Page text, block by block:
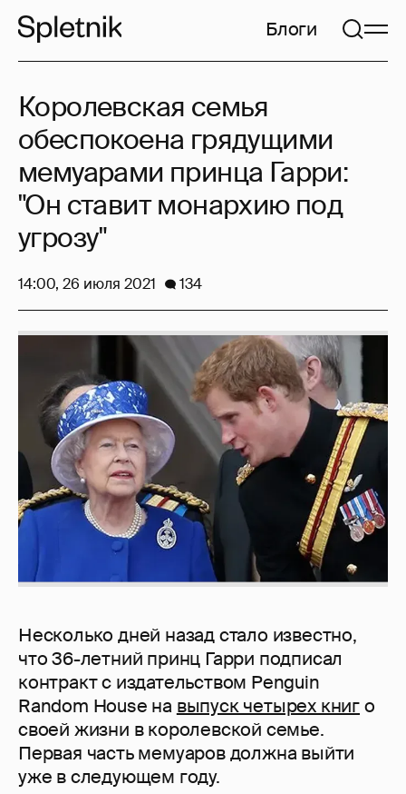
Блоги
Несколько дней назад стало известно,
что 36-летний принц Гарри подписал
контракт с издательством Penguin
Random House на выпуск четырех книго
своей жизни в королевской семье.
Первая часть мемуаров должна выйти
уже в следующем году.
Королевская семья
обеспокоена грядущими
мемуарами принца Гарри:
"Он ставит монархию под
угрозу"
14:00, 26 июля 2021 134